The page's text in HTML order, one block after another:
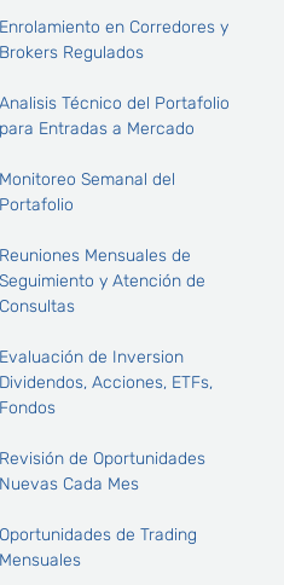
Enrolamiento en Corredores y
Brokers Regulados
Analisis Técnico del Portafolio
para Entradas a Mercado
Monitoreo Semanal del
Portafolio
Reuniones Mensuales de
Seguimiento y Atención de
Consultas
Evaluación de Inversion
Dividendos, Acciones, ETFs,
Fondos
Revisión de Oportunidades
Nuevas Cada Mes
Oportunidades de Trading
Mensuales